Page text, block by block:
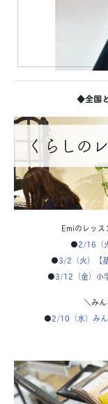
◆全国
Emiのレッス
●2/16（
●3/2（火）【
●3/12（金）小
＼み
●2/10（水）み